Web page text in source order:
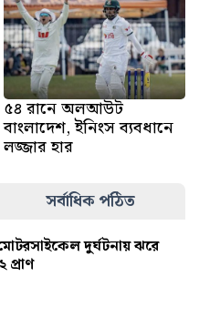
৫৪ রানে অলআউট
বাংলাদেশ, ইনিংস ব্যবধানে
লজ্জার হার
সর্বাধিক পঠিত
দুর্ঘটনায় ঝরে
প্রাণ